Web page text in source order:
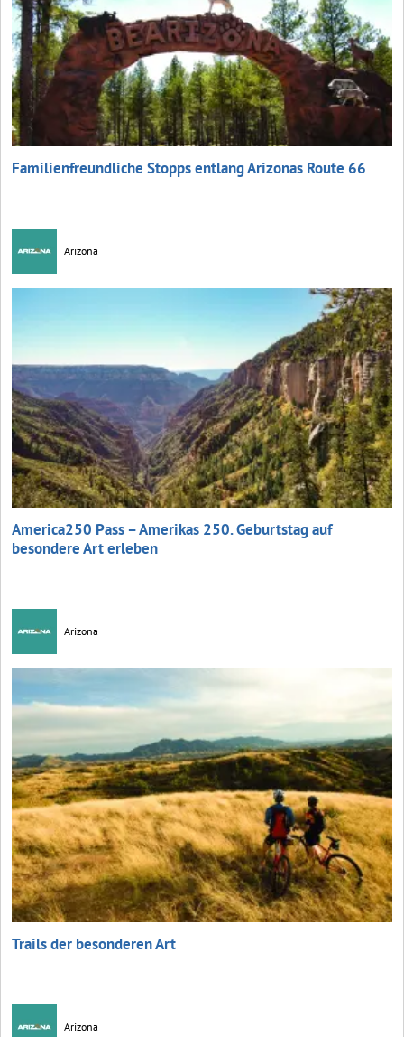
Familienfreundliche Stopps entlang Arizonas Route 66
Arizona
America250 Pass – Amerikas 250. Geburtstag auf
besondere Art erleben
Arizona
Trails der besonderen Art
Arizona